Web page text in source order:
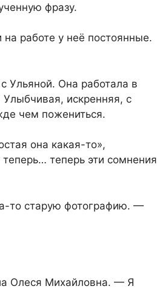
фразу.
работе у неё постоянные.
Ульяной. Она работала в
искренняя, с
чем пожениться.
она какая-то»,
теперь эти сомнения
то старую фотографию. —
Олеся Михайловна. — Я